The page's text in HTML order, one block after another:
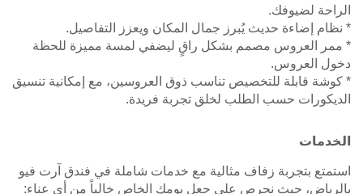
الراحة لضيوفك.
* نظام إضاءة حديث يُبرز جمال المكان ويعزز التفاصيل.
* ممر العروس مصمم بشكل راقٍ ليضفي لمسة مميزة للحظة
دخول العروس.
* كوشة قابلة للتخصيص تناسب ذوق العروسين، مع إمكانية تنسيق
الديكورات حسب الطلب لخلق تجربة فريدة.
الخدمات
استمتع بتجربة زفاف مثالية مع خدمات شاملة في فندق آرت فيو
بالرياض، حيث نحرص على جعل يومك الخاص خالياً من أي عناء: